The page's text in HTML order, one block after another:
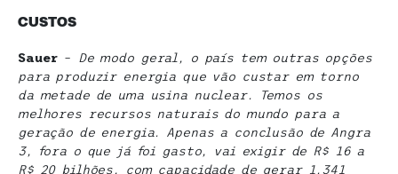
CUSTOS
Sauer –
De modo geral, o país tem outras opções
para produzir energia que vão custar em torno
da metade de uma usina nuclear. Temos os
melhores recursos naturais do mundo para a
geração de energia. Apenas a conclusão de Angra
3, fora o que já foi gasto, vai exigir de R$ 16 a
R$ 20 bilhões, com capacidade de gerar 1.341